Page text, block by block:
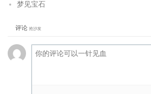
梦见宝石
评论 抢沙发